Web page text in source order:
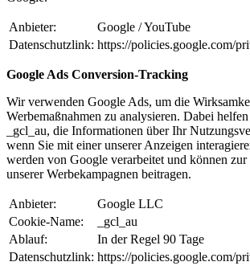
Anbieter:
Google / YouTube
Datenschutzlink: https://policies.google.com/
Google Ads Conversion-Tracking
Wir verwenden Google Ads, um die
Werbemaßnahmen zu analysieren. Dabei
_gcl_au, die Informationen über Ihr
wenn Sie mit einer unserer Anzeigen
werden von Google verarbeitet und können
unserer Werbekampagnen beitragen.
Anbieter:
Google LLC
Cookie-Name:
_gcl_au
Ablauf:
In der Regel 90 Tage
Datenschutzlink: https://policies.google.com/